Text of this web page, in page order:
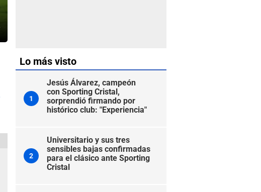
Lo más visto
1
Jesús Álvarez, campeón
con Sporting Cristal,
sorprendió firmando por
histórico club: "Experiencia"
2
Universitario y sus tres
sensibles bajas confirmadas
para el clásico ante Sporting
Cristal